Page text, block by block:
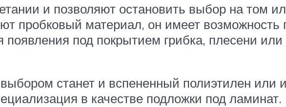
и позволяют остановить выбор на том
пробковый материал, он имеет возможность
появления под покрытием грибка, плесени или
станет и вспененный полиэтилен или
в качестве подложки под ламинат.